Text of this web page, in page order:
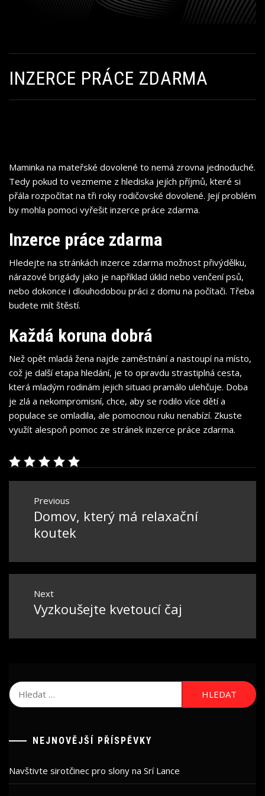
INZERCE PRÁCE ZDARMA
Maminka na mateřské dovolené to nemá zrovna jednoduché.
Tedy pokud to vezmeme z hlediska jejích příjmů, které si
přála rozpočítat na tři roky rodičovské dovolené. Její problém
by mohla pomoci vyřešit inzerce práce zdarma.
Inzerce práce zdarma
Hledejte na stránkách inzerce zdarma možnost přivýdělku,
nárazové brigády jako je například úklid nebo venčení psů,
nebo dokonce i dlouhodobou práci z domu na počítači. Třeba
budete mít štěstí.
Každá koruna dobrá
Než opět mladá žena najde zaměstnání a nastoupí na místo,
což je další etapa hledání, je to opravdu strastiplná cesta,
která mladým rodinám jejich situaci pramálo ulehčuje. Doba
je zlá a nekompromisní, chce, aby se rodilo více dětí a
populace se omladila, ale pomocnou ruku nenabízí. Zkuste
využít alespoň pomoc ze stránek inzerce práce zdarma.
příspěvek
Previous
Previous
post:
Domov, který má relaxační
koutek
Next
Next
post:
Vyzkoušejte kvetoucí čaj
Vyhledávání
NEJNOVĚJŠÍ PŘÍSPĚVKY
Navštivte sirotčinec pro slony na Srí Lance